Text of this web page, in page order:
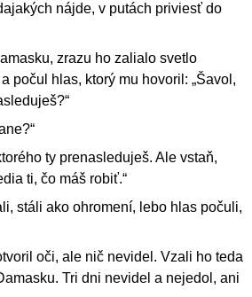
nájde, v putách priviesť do
zrazu ho zalialo svetlo
počul hlas, ktorý mu hovoril: „Šavol,
ty prenasleduješ. Ale vstaň,
ti, čo máš robiť.“
stáli ako ohromení, lebo hlas počuli,
oči, ale nič nevidel. Vzali ho teda
Tri dni nevidel a nejedol, ani